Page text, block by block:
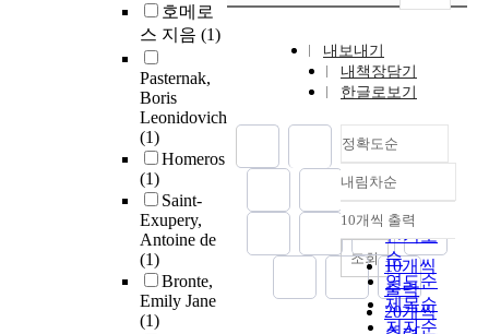
호메로
스 지음 (1)
Pasternak,
Boris
Leonidovich
(1)
Homeros
(1)
Saint-
Exupery,
Antoine de
(1)
Bronte,
Emily Jane
(1)
내보내기
내책장담기
한글로보기
정확도순
정확도
순
인기도
순
연도순
제목순
저자순
내림차순
내림차순
10개씩 출력
10개씩
출력
20개씩
조회